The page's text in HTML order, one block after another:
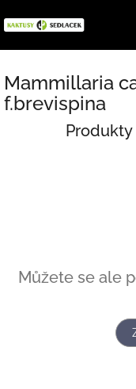
na
Mammillaria
f.brevispina
Můžete se ale